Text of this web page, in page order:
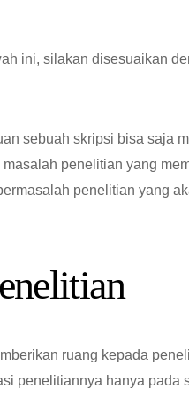
ini, silakan disesuaikan
sebuah skripsi bisa saja
penelitian yang
penelitian yang
ruang kepada
penelitiannya hanya pada